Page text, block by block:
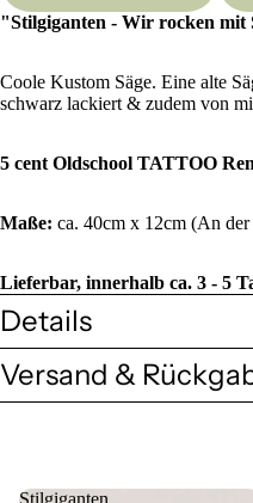
"Stilgiganten - Wir rocken mit
Coole Kustom Säge. Eine alte
schwarz lackiert & zudem von
5 cent Oldschool TATTOO
Maße: ca. 40cm x 12cm (An der
Lieferbar, innerhalb ca. 3 - 5
Details
Versand &
Stilgiganten